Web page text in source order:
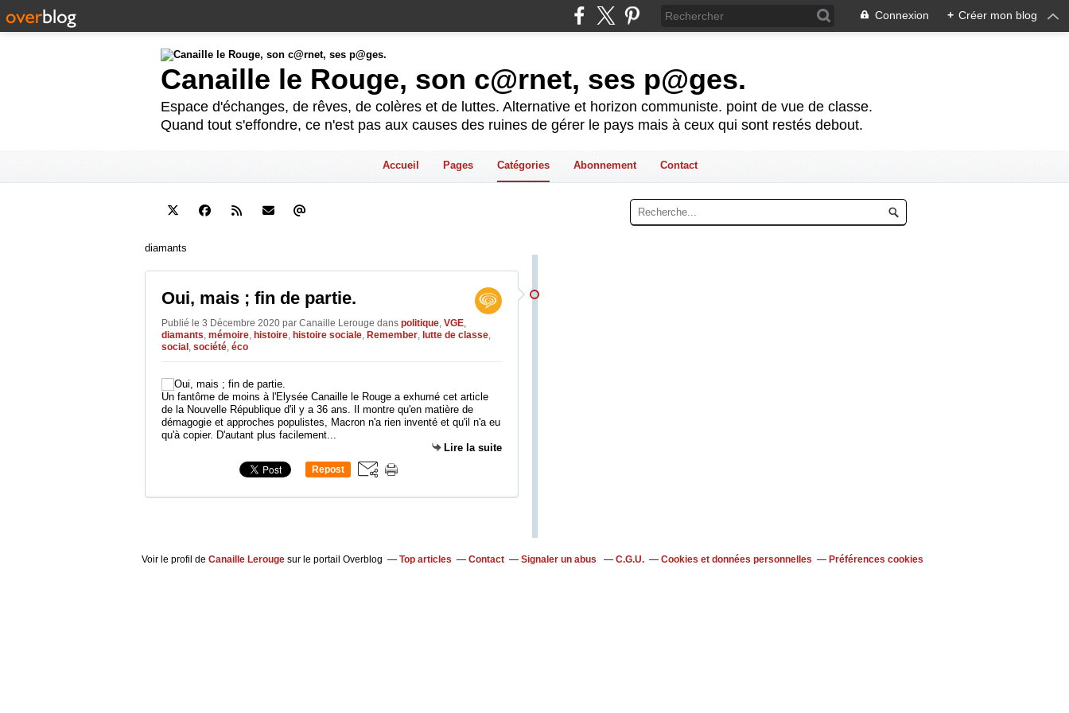
Connexion + Créer mon blog
Canaille le Rouge, son c@rnet, ses p@ges.
Espace d'échanges, de rêves, de colères et de luttes. Alternative et horizon communiste. point de vue de classe.
Quand tout s'effondre, ce n'est pas aux causes des ruines de gérer le pays mais à ceux qui sont restés debout.
Accueil Pages Catégories Abonnement Contact
diamants
Oui, mais ; fin de partie.
Publié le 3 Décembre 2020 par Canaille Lerouge dans politique VGE
diamants mémoire histoire histoire sociale Remember lutte de classe
social société éco
Un fantôme de moins à l'Elysée Canaille le Rouge a exhumé cet article
de la Nouvelle République d'il y a 36 ans. Il montre qu'en matière de
démagogie et approches populistes, Macron n'a rien inventé et qu'il n'a eu
qu'à copier. D'autant plus facilement...
Lire la suite
Repost
Voir le profil de Canaille Lerougesur le portail Overblog Top articles Contact Signaler un abus C.G.U. Cookies et données personnelles Préférences cookies